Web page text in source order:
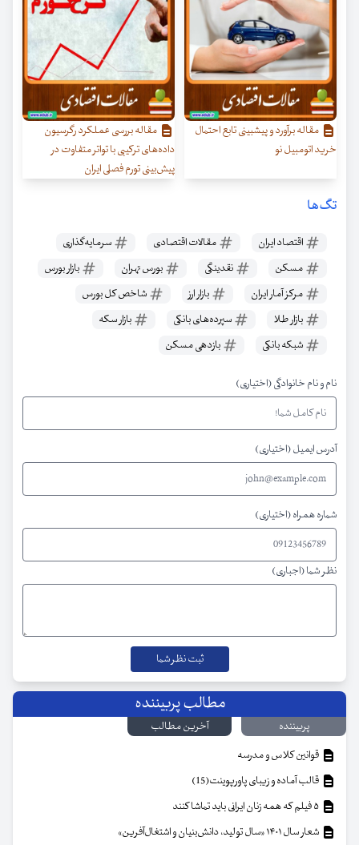
مقاله برآورد و پیش‏بینی تابع احتمال
خرید اتومبیل نو
مقاله بررسی عملکرد رگرسیون‌
داده‌های ترکیبی با تواتر متفاوت در
پیش‌بینی تورم فصلی ایران
تگ‌ها
اقتصاد ایران مقالات اقتصادی
سرمایه‌گذاری
مسکن
نقدینگی بورس تهران
بازار بورس
مرکز آمار ایران
بازار ارز
شاخص کل بورس
بازار‌ طلا
سپرده‌های بانکی
بازار سکه
شبکه بانکی
بازدهی مسکن
نام و نام خانوادگی (اختیاری)
آدرس ایمیل (اختیاری)
شماره همراه (اختیاری)
نظر شما (اجباری)
مطالب پربیننده
پربیننده
آخرین مطالب
قوانین کلاس و مدرسه
قالب آماده و زیبای پاورپوینت(15)
شعار سال ۱۴۰۱ «سال تولید، دانش‌بنیان و اشتغال‌آفرین»